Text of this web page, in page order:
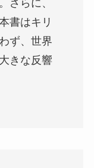
さらに、
書はキリ
ず、世界
きな反響